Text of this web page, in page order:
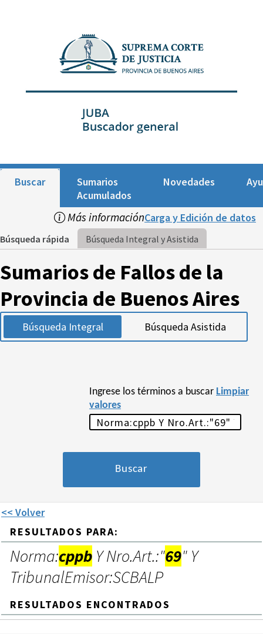
Buscar
Sumarios
Acumulados
Novedades
Más informaciónCarga y Edición de datos
Búsqueda rápida Búsqueda Integral y Asistida
Sumarios de Fallos de la
Provincia de Buenos Aires
Búsqueda Integral Búsqueda Asistida
Ingrese los términos a buscar Limpiar
valores
<< Volver
RESULTADOS PARA:
Norma:cppb Y Nro.Art.:"69" Y
TribunalEmisor:SCBALP
RESULTADOS ENCONTRADOS